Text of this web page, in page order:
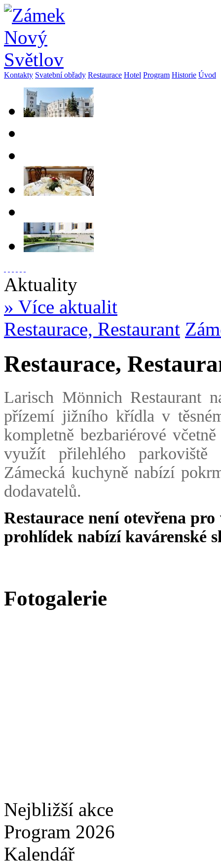
Kontakty Svatební obřady Restaurace Hotel Program Historie Úvod
Aktuality
» Více aktualit
Restaurace, Restaurant
Restaurace,
Larisch Mönnich Restaurant
přízemí jižního křídla v
kompletně bezbariérové
využít přilehlého
Zámecká kuchyně nabízí
dodavatelů.
Restaurace není otevřena
prohlídek nabízí kavárenské
Fotogalerie
Nejbližší akce
Program 2026
Kalendář